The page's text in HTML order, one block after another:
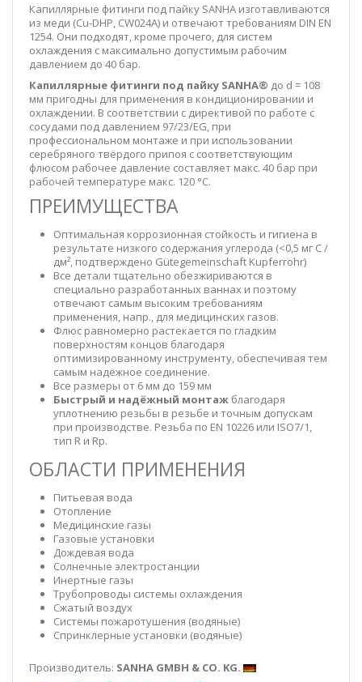
Капиллярные фитинги под пайку SANHA изготавливаются
из меди (Cu-DHP, CW024A) и отвечают требованиям DIN EN
1254. Они подходят, кроме прочего, для систем
охлаждения с максимально допустимым рабочим
давлением до 40 бар.
Капиллярные фитинги под пайку SANHA® до d = 108
мм пригодны для применения в кондиционировании и
охлаждении. В соответствии с директивой по работе с
сосудами под давлением 97/23/EG, при
профессиональном монтаже и при использовании
серебряного твёрдого припоя с соответствующим
флюсом рабочее давление составляет макс. 40 бар при
рабочей температуре макс. 120 °C.
ПРЕИМУЩЕСТВА
Оптимальная коррозионная стойкость и гигиена в
результате низкого содержания углерода (<0,5 мг C /
дм², подтверждено Gütegemeinschaft Kupferrohr)
Все детали тщательно обезжириваются в
специально разработанных ваннах и поэтому
отвечают самым высоким требованиям
применения, напр., для медицинских газов.
Флюс равномерно растекается по гладким
поверхностям концов благодаря
оптимизированному инструменту, обеспечивая тем
самым надёжное соединение.
Все размеры от 6 мм до 159 мм
Быстрый и надёжный монтаж благодаря
уплотнению резьбы в резьбе и точным допускам
при производстве. Резьба по EN 10226 или ISO7/1,
тип R и Rp.
ОБЛАСТИ ПРИМЕНЕНИЯ
Питьевая вода
Отопление
Медицинские газы
Газовые установки
Дождевая вода
Солнечные электростанции
Инертные газы
Трубопроводы системы охлаждения
Сжатый воздух
Системы пожаротушения (водяные)
Спринклерные установки (водяные)
Производитель: SANHA GMBH & CO. KG.